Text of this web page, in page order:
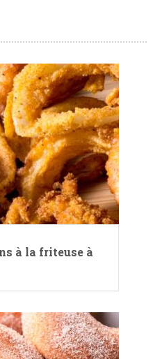
à la friteuse à